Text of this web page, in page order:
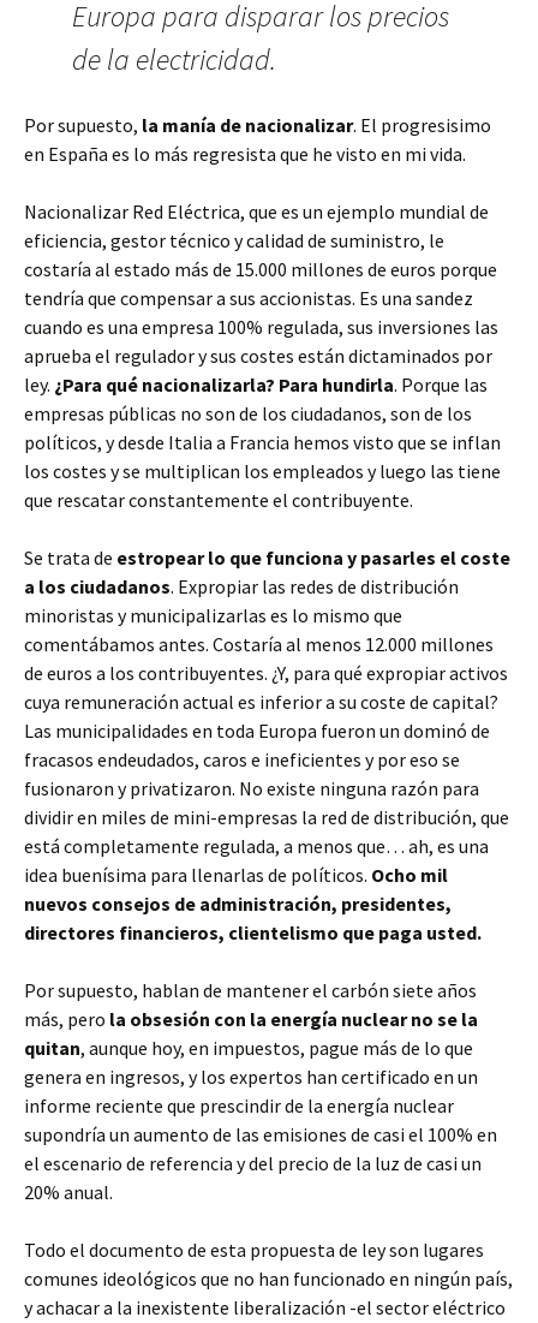
Europa para disparar los precios
de la electricidad.
Por supuesto, la manía de nacionalizar. El progresisimo
en España es lo más regresista que he visto en mi vida.
Nacionalizar Red Eléctrica, que es un ejemplo mundial de
eficiencia, gestor técnico y calidad de suministro, le
costaría al estado más de 15.000 millones de euros porque
tendría que compensar a sus accionistas. Es una sandez
cuando es una empresa 100% regulada, sus inversiones las
aprueba el regulador y sus costes están dictaminados por
ley. ¿Para qué nacionalizarla? Para hundirla. Porque las
empresas públicas no son de los ciudadanos, son de los
políticos, y desde Italia a Francia hemos visto que se inflan
los costes y se multiplican los empleados y luego las tiene
que rescatar constantemente el contribuyente.
Se trata de estropear lo que funciona y pasarles el coste
a los ciudadanos. Expropiar las redes de distribución
minoristas y municipalizarlas es lo mismo que
comentábamos antes. Costaría al menos 12.000 millones
de euros a los contribuyentes. ¿Y, para qué expropiar activos
cuya remuneración actual es inferior a su coste de capital?
Las municipalidades en toda Europa fueron un dominó de
fracasos endeudados, caros e ineficientes y por eso se
fusionaron y privatizaron. No existe ninguna razón para
dividir en miles de mini-empresas la red de distribución, que
está completamente regulada, a menos que… ah, es una
idea buenísima para llenarlas de políticos. Ocho mil
nuevos consejos de administración, presidentes,
directores financieros, clientelismo que paga usted.
Por supuesto, hablan de mantener el carbón siete años
más, pero la obsesión con la energía nuclear no se la
quitan, aunque hoy, en impuestos, pague más de lo que
genera en ingresos, y los expertos han certificado en un
informe reciente que prescindir de la energía nuclear
supondría un aumento de las emisiones de casi el 100% en
el escenario de referencia y del precio de la luz de casi un
20% anual.
Todo el documento de esta propuesta de ley son lugares
comunes ideológicos que no han funcionado en ningún país,
y achacar a la inexistente liberalización -el sector eléctrico